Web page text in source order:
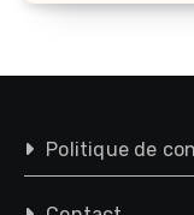
Politique de